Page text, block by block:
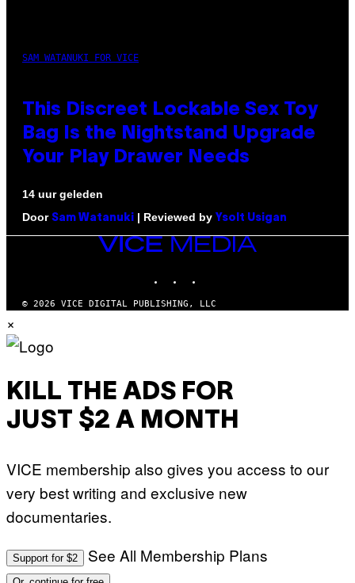
SAM WATANUKI FOR VICE
This Discreet Lockable Sex Toy
Bag Is the Nightstand Upgrade
Your Play Drawer Needs
14 uur geleden
Door Sam Watanuki | Reviewed by Ysolt Usigan
VICE
MEDIA
© 2026 VICE DIGITAL PUBLISHING, LLC
×
KILL THE ADS FOR
JUST $2 A MONTH
VICE membership also gives you access to our
very best writing and exclusive new
documentaries.
Support for $2 See All Membership Plans